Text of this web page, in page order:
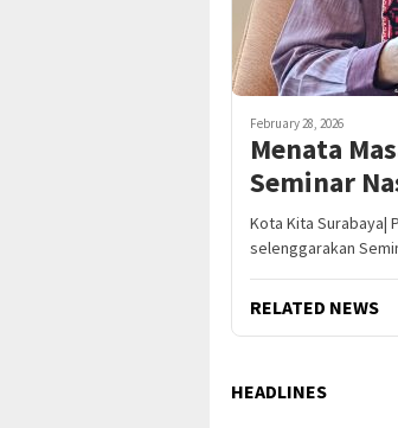
February 28, 2026
Menata
Seminar
Kota Kita Surabaya|
selenggarakan
RELATED NEWS
HEADLINES